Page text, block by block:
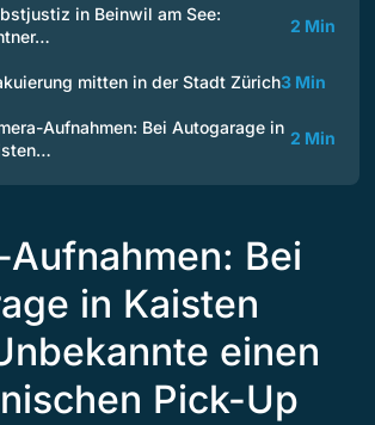
in Beinwil am See:
2 Min
mitten in der Stadt Zürich3 Min
Aufnahmen: Bei Autogarage in
2 Min
Aufnahmen: Bei
in Kaisten
einen
Pick-Up